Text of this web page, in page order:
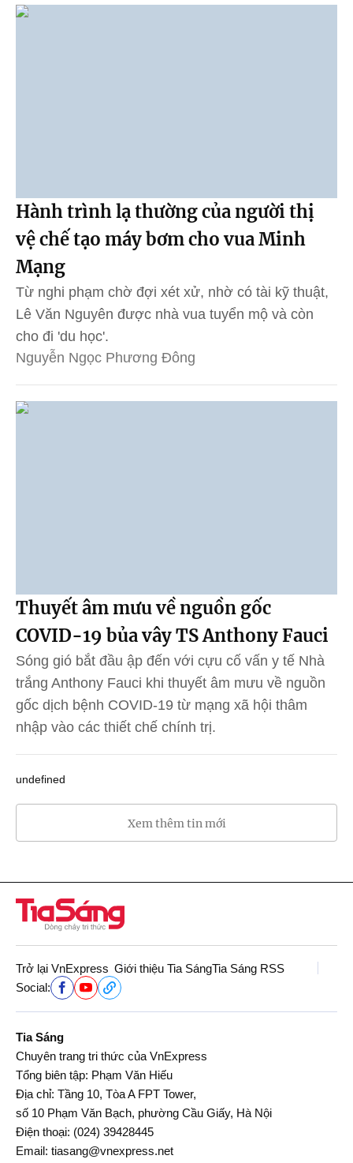
Hành trình lạ thường của người thị
vệ chế tạo máy bơm cho vua Minh
Mạng
Từ nghi phạm chờ đợi xét xử, nhờ có tài kỹ thuật,
Lê Văn Nguyên được nhà vua tuyển mộ và còn
cho đi 'du học'.
Nguyễn Ngọc Phương Đông
Thuyết âm mưu về nguồn gốc
COVID-19 bủa vây TS Anthony Fauci
Sóng gió bắt đầu ập đến với cựu cố vấn y tế Nhà
trắng Anthony Fauci khi thuyết âm mưu về nguồn
gốc dịch bệnh COVID-19 từ mạng xã hội thâm
nhập vào các thiết chế chính trị.
undefined
Xem thêm tin mới
Trở lại VnExpress Giới thiệu Tia SángTia Sáng RSS
Social:
Tia Sáng
Chuyên trang tri thức của VnExpress
Tổng biên tập: Phạm Văn Hiếu
Địa chỉ: Tầng 10, Tòa A FPT Tower,
số 10 Phạm Văn Bạch, phường Cầu Giấy, Hà Nội
Điện thoại: (024) 39428445
Email: tiasang@vnexpress.net